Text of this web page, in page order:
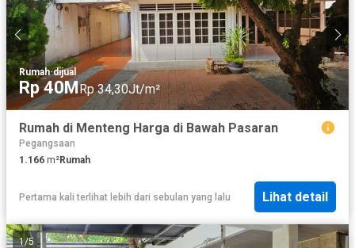
Rumah·dijual
Rp 40MRp 34,30Jt/m²
Rumah di Menteng Harga di Bawah Pasaran
Pegangsaan
1.166 m²Rumah
Pertama kali terlihat lebih dari sebulan yang lalu Lihat detail
1/5